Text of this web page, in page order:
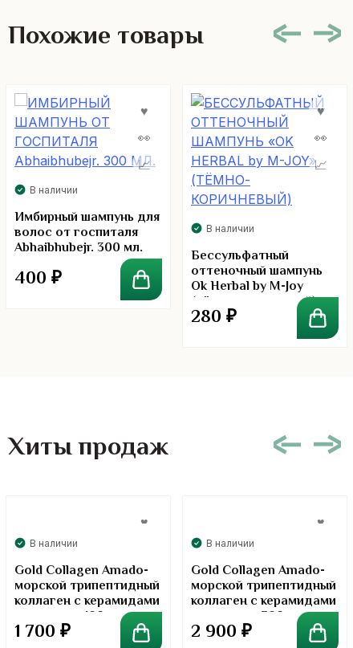
Похожие товары
В наличии
Имбирный шампунь для
волос от госпиталя
Abhaibhubejr. 300 мл.
400 ₽
В наличии
Бессульфатный
оттеночный шампунь
Ok Herbal by M-Joy
(тёмно-коричневый)
280 ₽
Хиты продаж
В наличии
Gold Collagen Amado-
морской трипептидный
коллаген с керамидами
в порошке. 100 грамм
1 700 ₽
В наличии
Gold Collagen Amado-
морской трипептидный
коллаген с керамидами
в порошке. 300 грамм
2 900 ₽